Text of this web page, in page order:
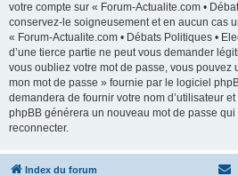
votre compte sur « Forum-Actualite.com •
conservez-le soigneusement et en aucun cas
« Forum-Actualite.com • Débats Politiques •
d’une tierce partie ne peut vous demander
vous oubliez votre mot de passe, vous pouvez
mon mot de passe » fournie par le logiciel
demandera de fournir votre nom d’utilisateur
phpBB générera un nouveau mot de passe
reconnecter.
Index du forum